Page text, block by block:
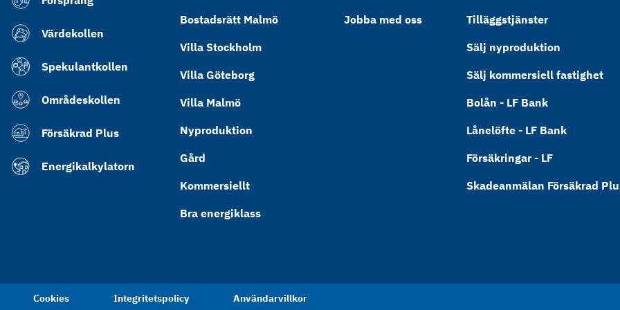
Värdekollen
Spekulantkollen
Områdeskollen
Försäkrad Plus
Energikalkylatorn
Bostadsrätt Malmö
Villa Stockholm
Villa Göteborg
Villa Malmö
Nyproduktion
Gård
Kommersiellt
Bra energiklass
Jobba med oss
Tilläggstjänster
Sälj nyproduktion
Sälj kommersiell fastighet
Bolån - LF Bank
Lånelöfte - LF Bank
Försäkringar - LF
Skadeanmälan Försäkrad
Cookies Integritetspolicy Användarvillkor